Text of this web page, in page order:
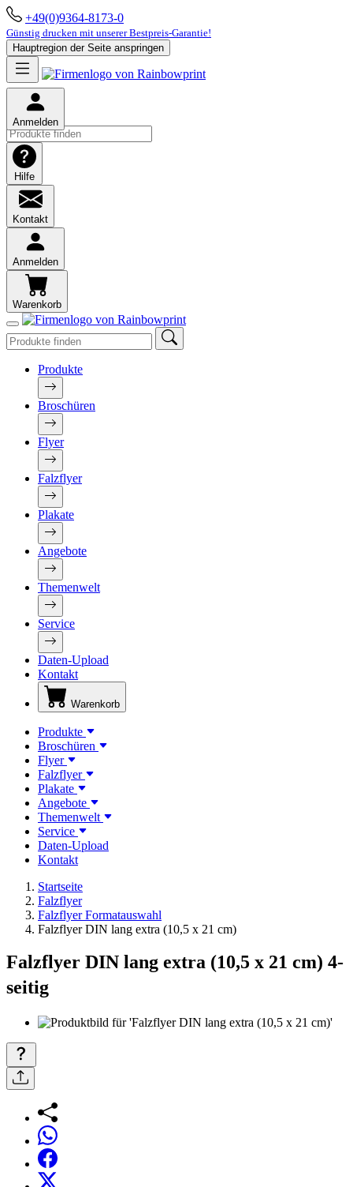
+49(0)9364-8173-0
Günstig drucken mit unserer Bestpreis-Garantie!
Hauptregion der Seite anspringen
Anmelden
Hilfe
Kontakt
Anmelden
Warenkorb
Produkte
Broschüren
Flyer
Falzflyer
Plakate
Angebote
Themenwelt
Service
Daten-Upload
Kontakt
Warenkorb
Produkte
Broschüren
Flyer
Falzflyer
Plakate
Angebote
Themenwelt
Service
Daten-Upload
Kontakt
Startseite
Falzflyer
Falzflyer Formatauswahl
Falzflyer DIN lang extra (10,5 x 21 cm)
Falzflyer DIN lang extra (10,5 x 21 cm) 4-
seitig